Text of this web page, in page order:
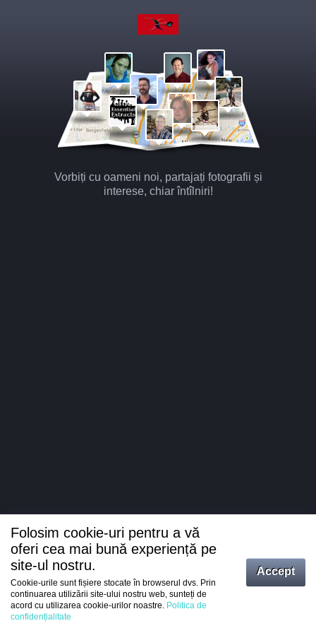
Vorbiți cu oameni noi, partajați fotografii și
interese, chiar întîlniri!
Intrați
Folosim cookie-uri pentru a vă
oferi cea mai bună experiență pe
site-ul nostru.
Cookie-urile sunt fișiere stocate în browserul dvs. Prin
continuarea utilizării site-ului nostru web, sunteți de
acord cu utilizarea cookie-urilor noastre. Politica de
confidențialitate
Accept